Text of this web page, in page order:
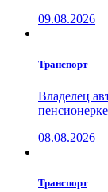
09.08.2026
Транспорт
Владелец
08.08.2026
Транспорт